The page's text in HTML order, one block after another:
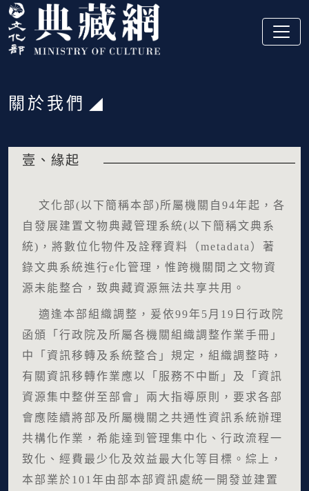
跳到主要內容
:::
:::
關於我們
壹、緣起
文化部(以下簡稱本部)所屬機關自94年起，各
自發展建置文物典藏管理系統(以下簡稱文典系
統)，將數位化物件及詮釋資料（metadata）著
錄文典系統進行e化管理，惟跨機關間之文物資
源未能整合，致典藏資源無法共享共用。
適逢本部組織調整，爰依99年5月19日行政院
函頒「行政院及所屬各機關組織調整作業手冊」
中「資訊移轉及系統整合」規定，組織調整時，
有關資訊移轉作業應以「服務不中斷」及「資訊
資源集中整併至部會」兩大指導原則，要求各部
會應陸續將部及所屬機關之共通性資訊系統辦理
共構化作業，希能達到管理集中化、行政流程一
致化、經費最少化及效益最大化等目標。綜上，
本部業於101年由部本部資訊處統一開發並建置